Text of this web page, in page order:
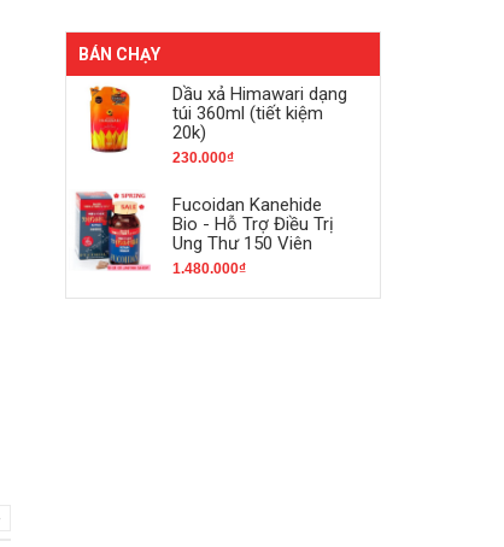
BÁN CHẠY
Dầu xả Himawari dạng
túi 360ml (tiết kiệm
20k)
230.000₫
Fucoidan Kanehide
Bio - Hỗ Trợ Điều Trị
Ung Thư 150 Viên
1.480.000₫